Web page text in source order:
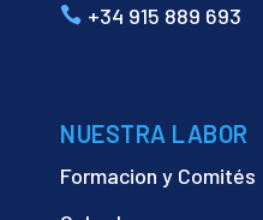
+34 915 889 693
NUESTRA LABOR
Formacion y Comités